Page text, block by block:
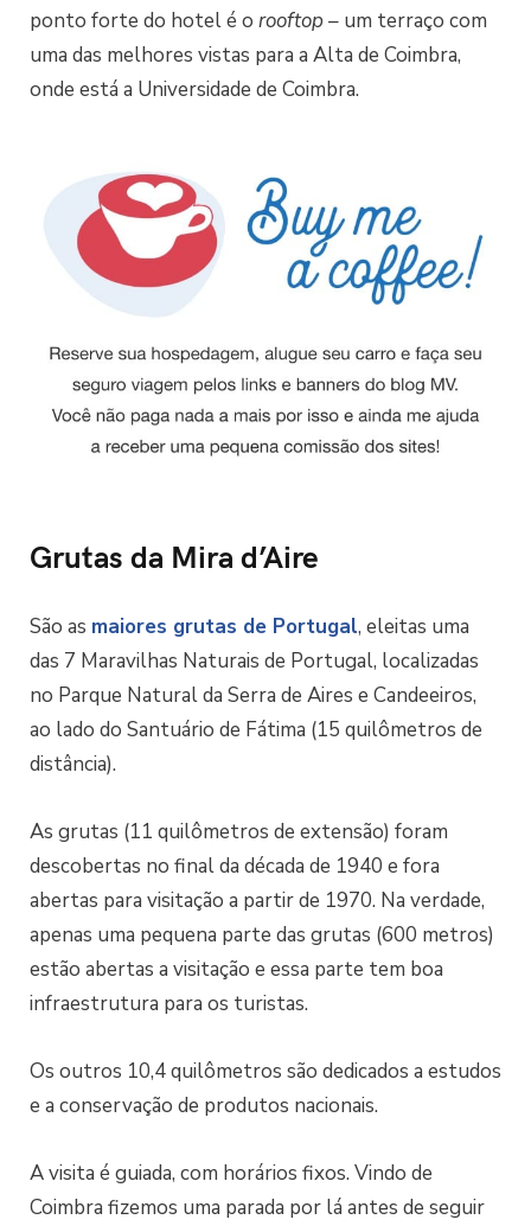
ponto forte do hotel é o rooftop– um terraço com
uma das melhores vistas para a Alta de Coimbra,
onde está a Universidade de Coimbra.
Grutas da Mira d’Aire
São as maiores grutas de Portugal, eleitas uma
das 7 Maravilhas Naturais de Portugal, localizadas
no Parque Natural da Serra de Aires e Candeeiros,
ao lado do Santuário de Fátima (15 quilômetros de
distância).
As grutas (11 quilômetros de extensão) foram
descobertas no final da década de 1940 e fora
abertas para visitação a partir de 1970. Na verdade,
apenas uma pequena parte das grutas (600 metros)
estão abertas a visitação e essa parte tem boa
infraestrutura para os turistas.
Os outros 10,4 quilômetros são dedicados a estudos
e a conservação de produtos nacionais.
A visita é guiada, com horários fixos. Vindo de
Coimbra fizemos uma parada por lá antes de seguir